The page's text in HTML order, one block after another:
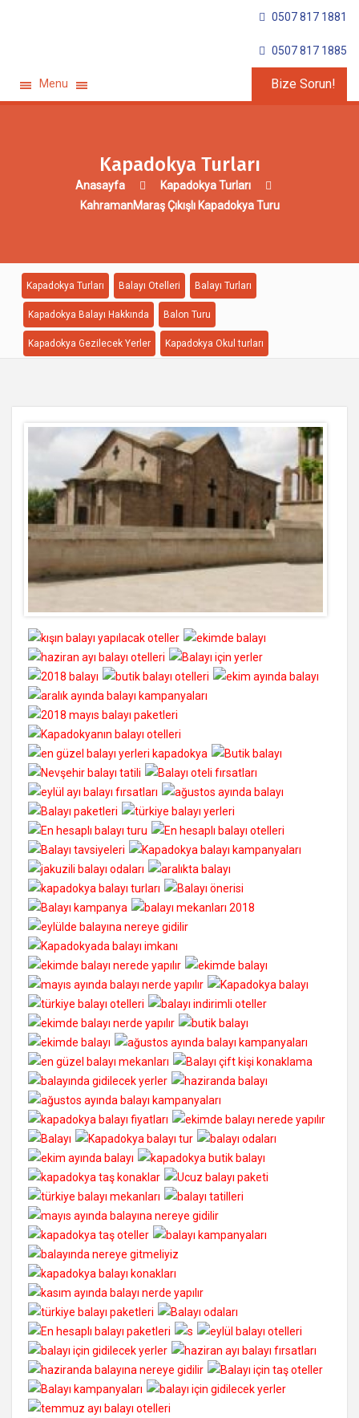
0507 817 1881
0507 817 1885
Bize Sorun!
Menu
Kapadokya Turları
Anasayfa
Kapadokya Turları
KahramanMaraş Çıkışlı Kapadokya Turu
Kapadokya Turları Balayı Otelleri Balayı Turları
Kapadokya Balayı Hakkında Balon Turu
Kapadokya Gezilecek Yerler Kapadokya Okul turları